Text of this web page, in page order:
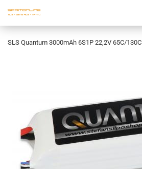
SLS Quantum 3000mAh 6S1P 22,2V 65C/130C